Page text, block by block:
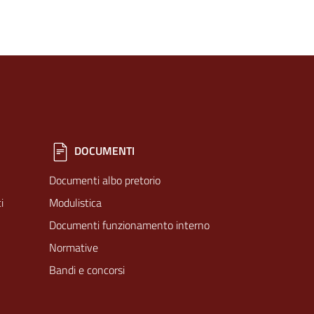
DOCUMENTI
Documenti albo pretorio
Modulistica
Documenti funzionamento interno
Normative
Bandi e concorsi